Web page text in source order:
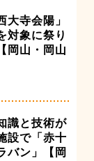
大寺会陽」
対象に祭り
岡山・岡山
識と技術が
設で「赤十
バン」【岡